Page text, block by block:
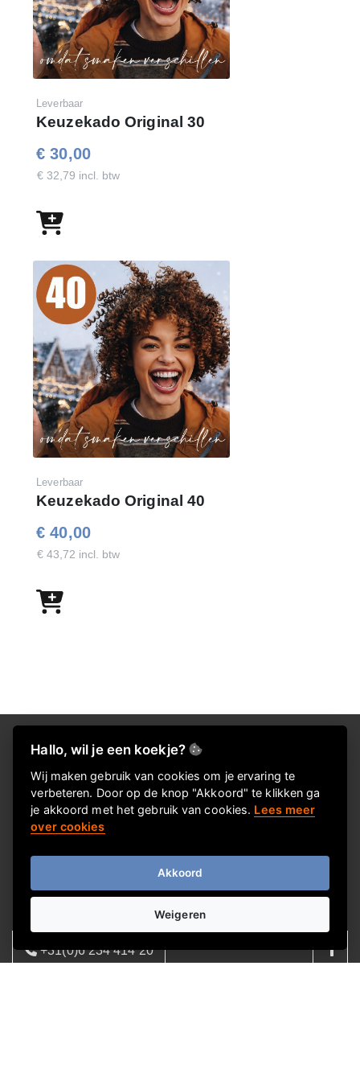
Leverbaar
Keuzekado Original 30
€ 30,00
€ 32,79 incl. btw
Leverbaar
Keuzekado Original 40
€ 40,00
€ 43,72 incl. btw
Over De Zwolse Giftshop
Kerstpakketten waar je een grote glimlach van krijgt.
Daar doen we het voor.
Je vindt bij ons de leukste én best gevulde pakketten. Voor
iedere medewerker, collega of klant. Altijd persoonlijk. Altijd
raak.
Informatie
+31(0)6 234 414 20
Hallo, wil je een koekje?
Wij maken gebruik van cookies om je ervaring te
verbeteren. Door op de knop "Akkoord" te klikken ga
je akkoord met het gebruik van cookies. Lees meer
over cookies
Akkoord
Weigeren